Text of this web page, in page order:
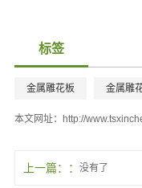
标签
金属雕花板 金属雕
本文网址： http://
上一篇： 没有了